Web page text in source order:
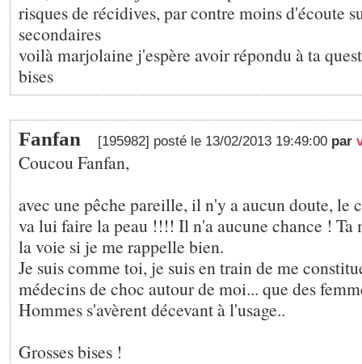
risques de récidives, par contre moins d'écoute
secondaires
voilà marjolaine j'espère avoir répondu à ta
bises
Fanfan [195982] posté le 13/02/2013 19:49:00 par
Coucou Fanfan,
avec une pêche pareille, il n'y a aucun doute, le
va lui faire la peau !!!! Il n'a aucune chance ! Ta
la voie si je me rappelle bien.
Je suis comme toi, je suis en train de me
médecins de choc autour de moi... que des
Hommes s'avèrent décevant à l'usage..
Grosses bises !